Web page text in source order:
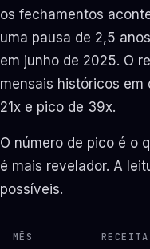
os fechamentos
uma pausa de 2,5
em junho de 2025. O
mensais históricos em
21x e pico de 39x.
O número de pico é o
é mais revelador. A
possíveis.
MÊS